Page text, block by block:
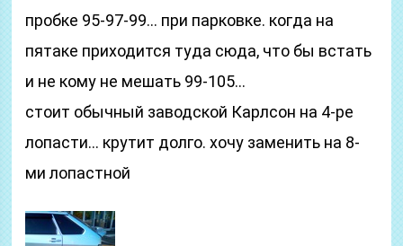
пробке 95-97-99… при парковке. когда на
пятаке приходится туда сюда, что бы встать
и не кому не мешать 99-105…
стоит обычный заводской Карлсон на 4-ре
лопасти… крутит долго. хочу заменить на 8-
ми лопастной